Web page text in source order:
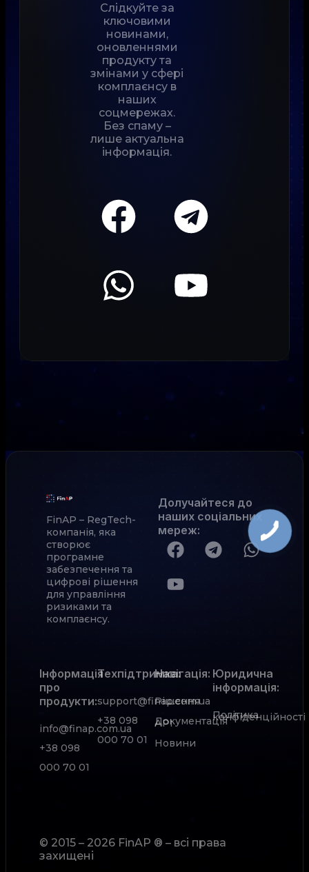
Слідкуйте за
ключовими
новинами,
оновленнями
продукту та
змінами у сфері
комплаєнсу в
наших
соцмережах.
Без спаму –
лише актуальна
інформація.
FinAP – RegTech-
компанія, яка
створює
програмне
забезпечення та
цифрові рішення
для управління
ризиками та
комплаєнсу.
Долучайтеся до
наших соціальних
мереж:
Інформація
про
продукти:
info@finap.com.ua
+38 098
000 70 01
Техпідтримка:
support@finap.com.ua
+38 098
000 70 01
Рішення
Документація
АРІ
Новини
Навігація: Юридична
інформація:
Політика
конфіденційності
© 2015 – 2026 FinAP ® – всі права
захищені